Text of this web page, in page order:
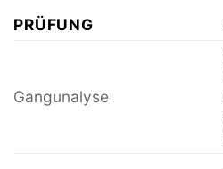
PRÜFUNG
Gangunalyse